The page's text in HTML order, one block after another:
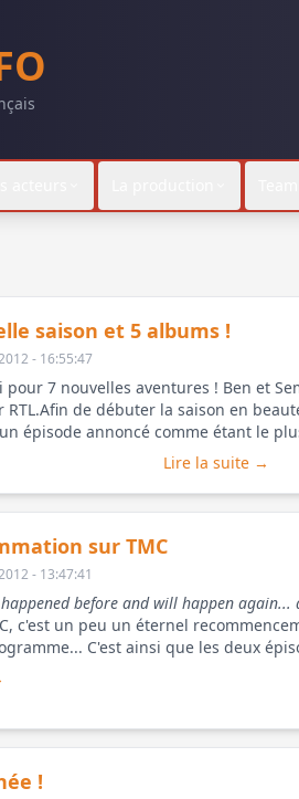
saison et 5 albums !
- 16:55:47
pour 7 nouvelles aventures ! Ben et
RTL.Afin de débuter la saison en
Überschall
Lire la suite →
sur TMC
- 13:47:41
before and will happen
c'est un peu un éternel
C'est ainsi que les deux
partir du 4 Février. Ils sont rem [...]
!